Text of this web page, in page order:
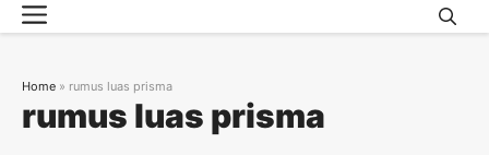
Skip
to
Menu
rumus luas prisma
Home » rumus luas prisma